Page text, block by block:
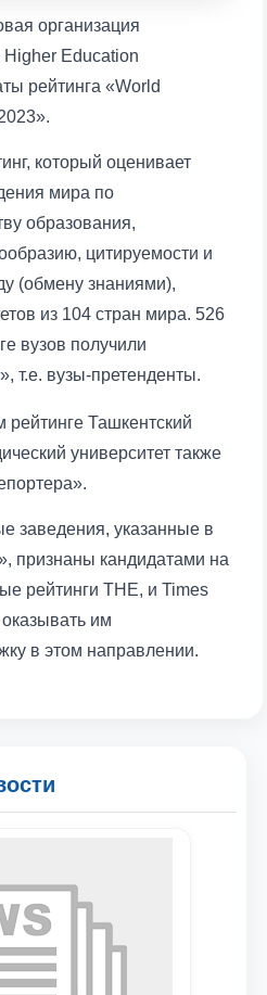
организация
Higher Education
рейтинга «World
который оценивает
мира по
образования,
цитируемости и
(обмену знаниями),
из 104 стран мира. 526
вузов получили
т.е. вузы-претенденты.
Ташкентский
университет также
заведения, указанные в
признаны кандидатами на
рейтинги THE, и Times
им
в этом направлении.